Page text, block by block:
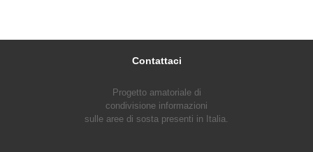
Contattaci
Progetto amatoriale di
condivisione informazioni
sulle aree di sosta presenti in Italia.